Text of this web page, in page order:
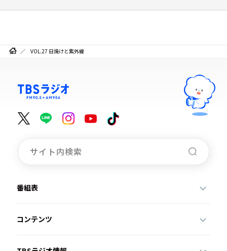
VOL.27 日焼けと紫外線
番組表
コンテンツ